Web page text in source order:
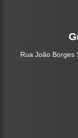
Rua João Borges